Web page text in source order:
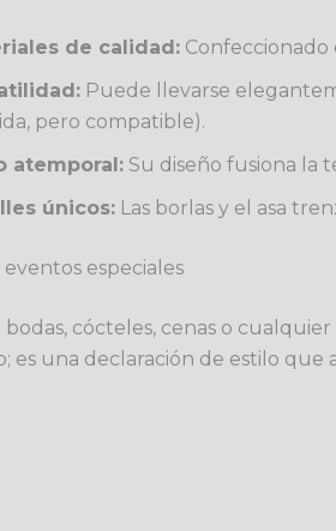
de calidad: Confeccionado
Puede llevarse
pero compatible).
atemporal: Su diseño fusiona la
únicos: Las borlas y el asa
especiales
cócteles, cenas o
es una declaración de estilo que